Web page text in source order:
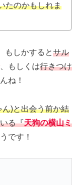
たのかもしれま
もしかするとサル
、もしくは行きつけ
ね！
)と出会う前か結
る『天狗の横山ミ
です！